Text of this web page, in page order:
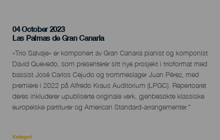
04 October 2023
Localidad
Las Palmas de Gran Canaria
Descripción
del
evento
«Trío Salvaje» er komponert av Gran Canaria pianist og komponist
David Quevedo, som presenterer sitt nye prosjekt i trioformat med
bassist José Carlos Cejudo og trommeslager Juan Pérez, med
premiere i 2022 på Alfredo Kraus Auditorium (LPGC). Repertoaret
deres inkluderer upubliserte originale verk, gjenbesøkte klassiske
europeiske partiturer og American Standard-arrangementer."
Kategori